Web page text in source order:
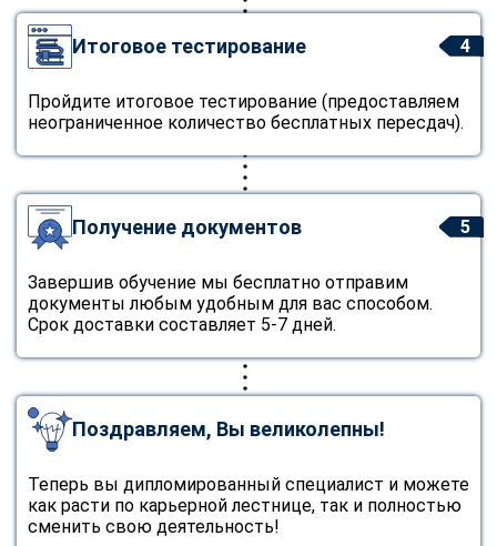
4
Итоговое тестирование
Пройдите итоговое тестирование (предоставляем
неограниченное количество бесплатных пересдач).
5
Получение документов
Завершив обучение мы бесплатно отправим
документы любым удобным для вас способом.
Срок доставки составляет 5-7 дней.
Поздравляем, Вы великолепны!
Теперь вы дипломированный специалист и можете
как расти по карьерной лестнице, так и полностью
сменить свою деятельность!
ChatApp
Мессенджеры
Свяжитесь с нами через любой удобный мессенджер!
Telegram WhatsApp
Vkontakte EMail